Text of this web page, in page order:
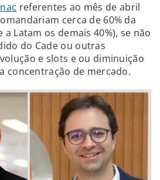
referentes ao mês de abril
cerca de 60% da
Latam os demais 40%), se não
do Cade ou outras
e slots e ou diminuição
concentração de mercado.